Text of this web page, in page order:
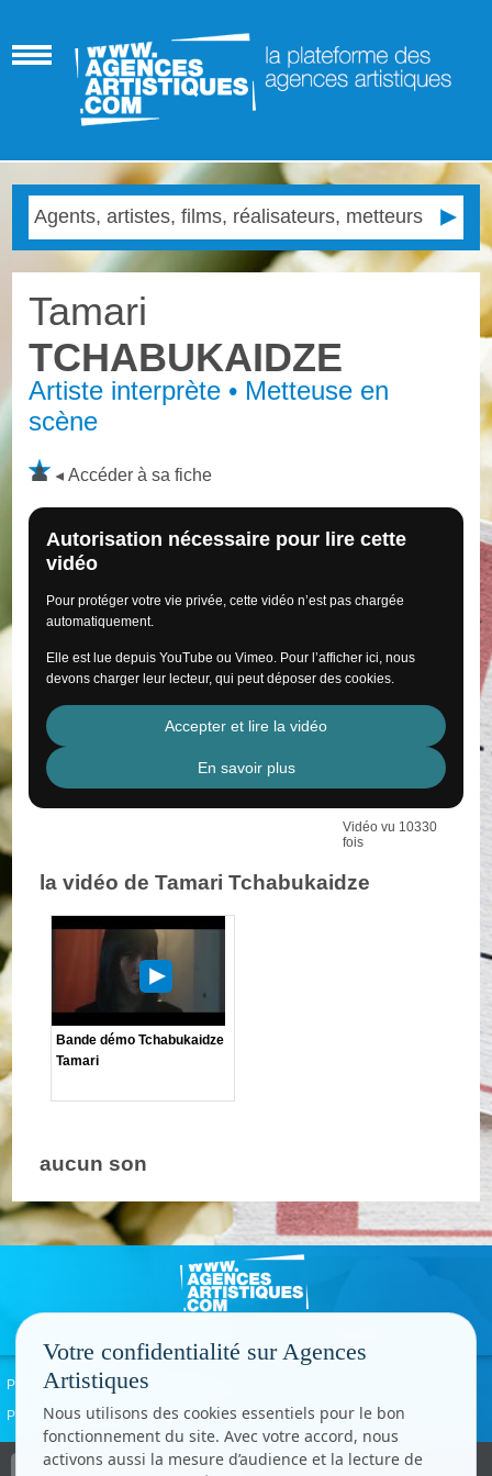
Tamari
TCHABUKAIDZE
Artiste interprète • Metteuse en
scène
Accéder à sa fiche
Autorisation nécessaire pour lire cette
vidéo
Pour protéger votre vie privée, cette vidéo n’est pas chargée
automatiquement.
Elle est lue depuis YouTube ou Vimeo. Pour l’afficher ici, nous
devons charger leur lecteur, qui peut déposer des cookies.
Accepter et lire la vidéo
En savoir plus
Vidéo vu 10330
fois
la vidéo de Tamari Tchabukaidze
Bande démo Tchabukaidze
Tamari
aucun son
Politique de confidentialité
Paramètres cookies
Copyright © CC.Comunication
Votre confidentialité sur Agences
Artistiques
Nous utilisons des cookies essentiels pour le bon
fonctionnement du site. Avec votre accord, nous
activons aussi la mesure d’audience et la lecture de